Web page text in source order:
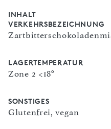
INHALT
VERKEHRSBEZEICHNUNG
LAGERTEMPERATUR
Zone 2 <18°
SONSTIGES
Glutenfrei, vegan